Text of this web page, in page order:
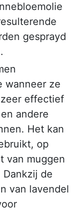
gesprayd
wanneer ze
effectief
andere
Het kan
op
van muggen
Dankzij de
van lavendel